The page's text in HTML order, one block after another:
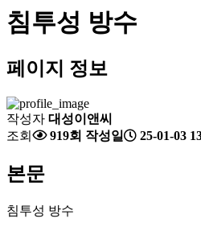
침투성 방수
페이지 정보
작성자 대성이앤씨
조회
919회 작성일 25-01-03
본문
침투성 방수